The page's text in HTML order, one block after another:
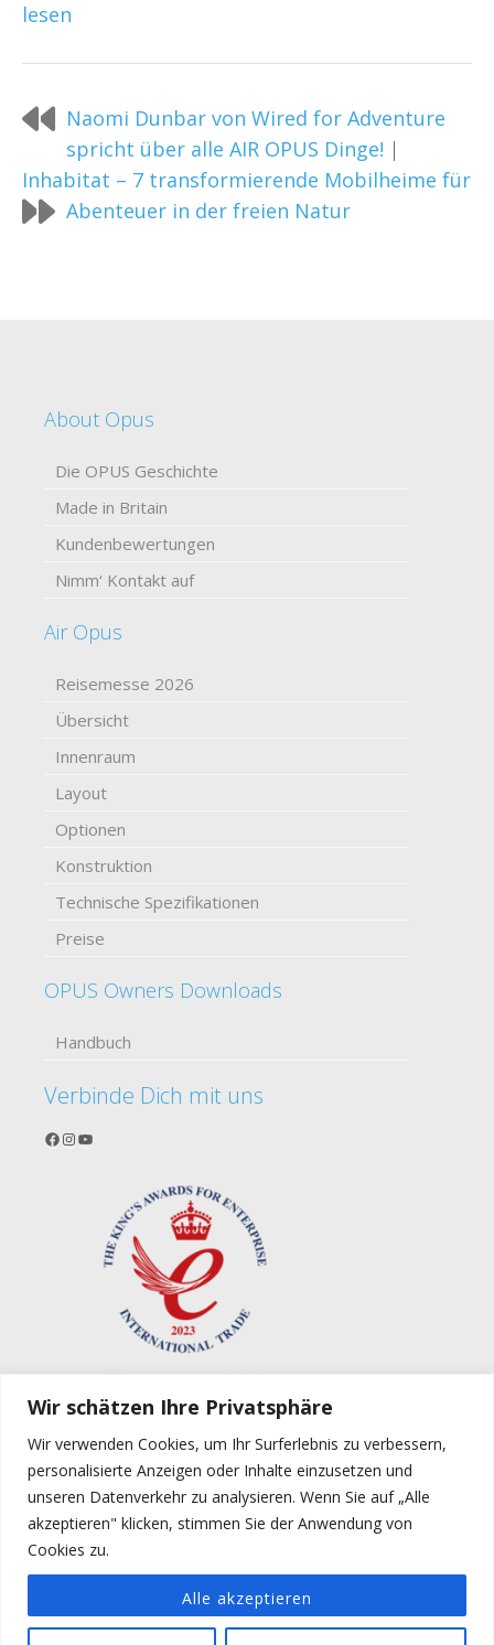
BUCHE JEZT DEINEN TERMIN!
Wir schätzen Ihre Privatsphäre
Wir verwenden Cookies, um Ihr Surferlebnis zu verbessern,
personalisierte Anzeigen oder Inhalte einzusetzen und
unseren Datenverkehr zu analysieren. Wenn Sie auf „Alle
akzeptieren" klicken, stimmen Sie der Anwendung von
Cookies zu.
Alle akzeptieren
lesen
Naomi Dunbar von Wired for Adventure
spricht über alle AIR OPUS Dinge! |
Inhabitat – 7 transformierende Mobilheime für
Abenteuer in der freien Natur
About Opus
Die OPUS Geschichte
Made in Britain
Kundenbewertungen
Nimm‘ Kontakt auf
Air Opus
Reisemesse 2026
Übersicht
Innenraum
Layout
Optionen
Konstruktion
Technische Spezifikationen
Preise
OPUS Owners Downloads
Handbuch
Verbinde Dich mit uns
Facebook
Instagram
Copyright © 2021 Purple Line Limited |Impressum
Geschäftsbedingungen und Bestimmungen|Datenschutzrichtlinie| AIR